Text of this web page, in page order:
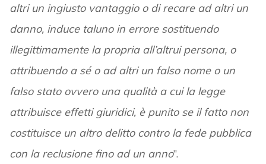
altri un ingiusto vantaggio o di recare ad altri un
danno, induce taluno in errore sostituendo
illegittimamente la propria all’altrui persona, o
attribuendo a sé o ad altri un falso nome o un
falso stato ovvero una qualità a cui la legge
attribuisce effetti giuridici, è punito se il fatto non
costituisce un altro delitto contro la fede pubblica
con la reclusione fino ad un anno”.